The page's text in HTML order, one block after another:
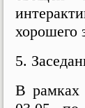
хорошего
5.
В рамках